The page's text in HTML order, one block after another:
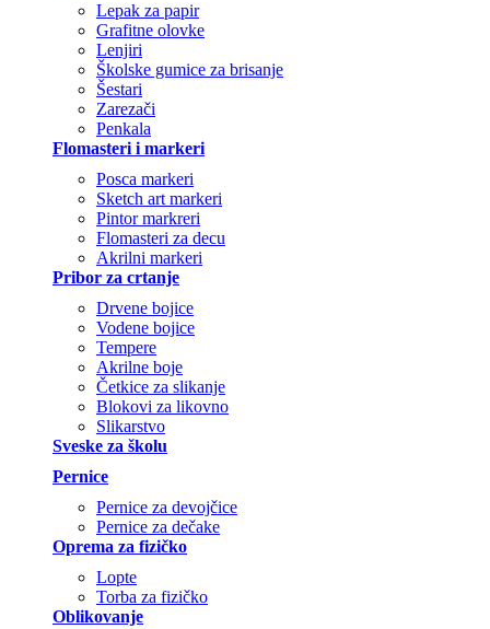
Lepak za papir
Grafitne olovke
Lenjiri
Školske gumice za brisanje
Šestari
Zarezači
Penkala
Flomasteri i markeri
Posca markeri
Sketch art markeri
Pintor markreri
Flomasteri za decu
Akrilni markeri
Pribor za crtanje
Drvene bojice
Vodene bojice
Tempere
Akrilne boje
Četkice za slikanje
Blokovi za likovno
Slikarstvo
Sveske za školu
Pernice
Pernice za devojčice
Pernice za dečake
Oprema za fizičko
Lopte
Torba za fizičko
Oblikovanje